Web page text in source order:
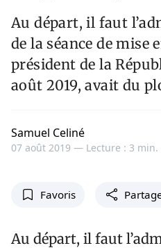
Au départ, il faut
de la séance de mise
président de la
août 2019, avait du
Samuel Celiné
07 août 2019 — Lecture : 3 min.
Favoris
Au départ, il faut